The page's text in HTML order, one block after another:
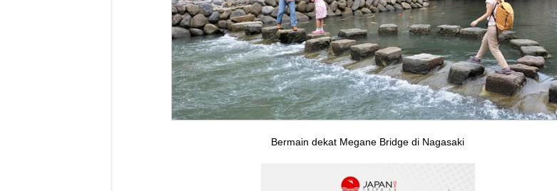
Bermain dekat Megane Bridge di Nagasaki